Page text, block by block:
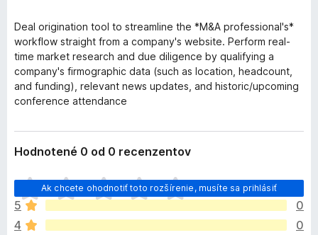
Deal origination tool to streamline the *M&A professional's*
workflow straight from a company's website. Perform real-
time market research and due diligence by qualifying a
company's firmographic data (such as location, headcount,
and funding), relevant news updates, and historic/upcoming
conference attendance
Hodnotené 0 od 0 recenzentov
Ak chcete ohodnotiť toto rozšírenie, musíte sa prihlásiť
D
o
p
l
5
0
4
0